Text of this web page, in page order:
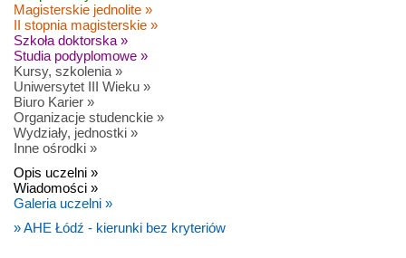
Magisterskie jednolite »
II stopnia magisterskie »
Szkoła doktorska »
Studia podyplomowe »
Kursy, szkolenia »
Uniwersytet III Wieku »
Biuro Karier »
Organizacje studenckie »
Wydziały, jednostki »
Inne ośrodki »
Opis uczelni »
Wiadomości »
Galeria uczelni »
» AHE Łódź - kierunki bez kryteriów